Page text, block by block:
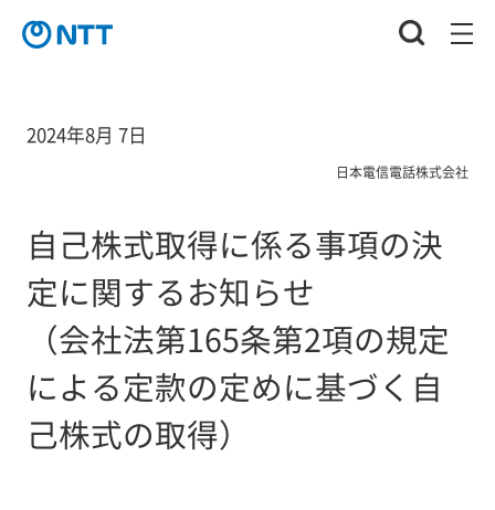
2024年8月 7日
日本電信電話株式会社
自己株式取得に係る事項の決
定に関するお知らせ
（会社法第165条第2項の規定
による定款の定めに基づく自
己株式の取得）